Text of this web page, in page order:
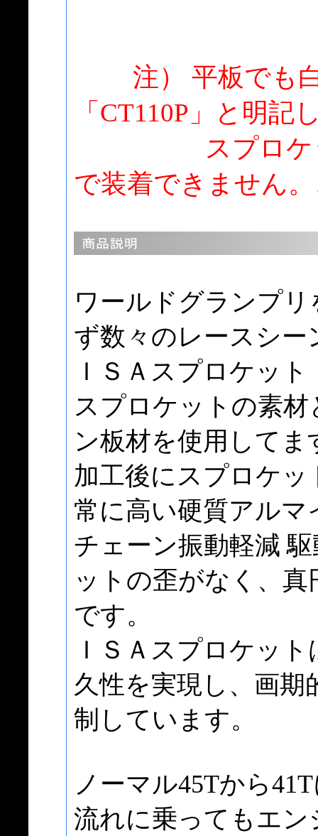
注） 平板でも白
「CT110P」と明記
スプロケット
で装着できません
ワールドグランプ
ず数々のレースシ
ＩＳＡスプロケッ
スプロケットの素
ン板材を使用してま
加工後にスプロケ
常に高い硬質アル
チェーン振動軽減
ットの歪がなく、
です。
ＩＳＡスプロケッ
久性を実現し、画期
制しています。
ノーマル45Tから
流れに乗ってもエ